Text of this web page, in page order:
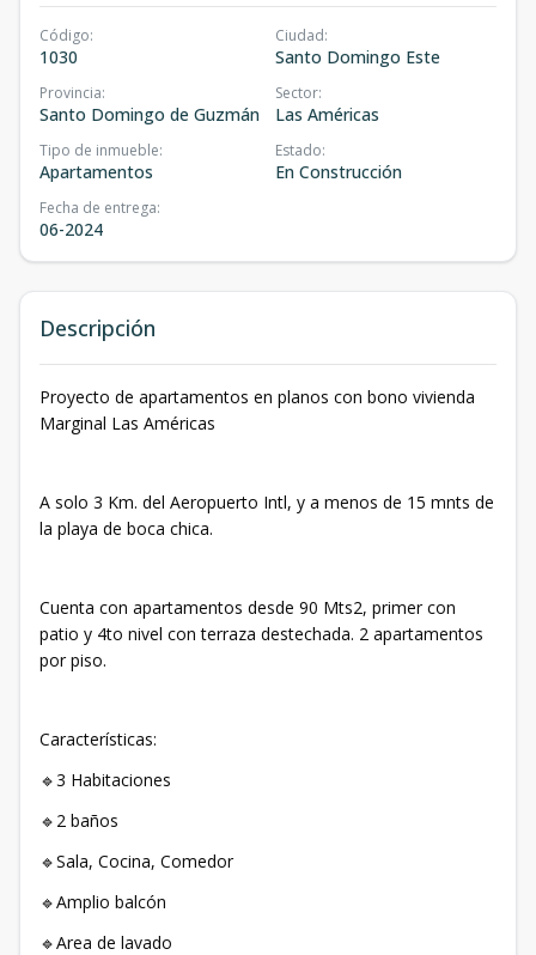
Código:
1030
Ciudad:
Santo Domingo Este
Provincia:
Santo Domingo de Guzmán
Sector:
Las Américas
Tipo de inmueble:
Apartamentos
Estado:
En Construcción
Fecha de entrega:
06-2024
Descripción
Proyecto de apartamentos en planos con bono vivienda
Marginal Las Américas
A solo 3 Km. del Aeropuerto Intl, y a menos de 15 mnts de
la playa de boca chica.
Cuenta con apartamentos desde 90 Mts2, primer con
patio y 4to nivel con terraza destechada. 2 apartamentos
por piso.
Características:
🔹3 Habitaciones
🔹2 baños
🔹Sala, Cocina, Comedor
🔹Amplio balcón
🔹Area de lavado